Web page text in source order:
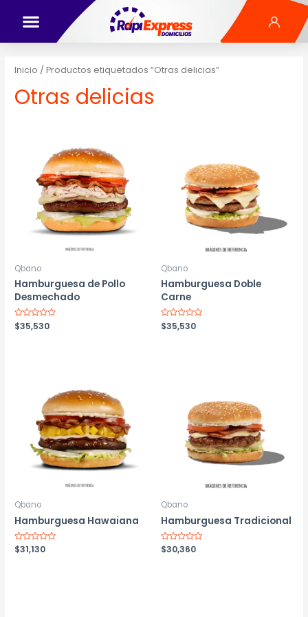
Inicio / Productos etiquetados “Otras delicias”
Otras delicias
Qbano
Hamburguesa de Pollo
Desmechado
Valorado
con
$35,530
Qbano
Hamburguesa Doble
Carne
Valorado
con
$35,530
Qbano
Hamburguesa Hawaiana
Valorado
con
$31,130
Qbano
Hamburguesa Tradicional
Valorado
con
$30,360